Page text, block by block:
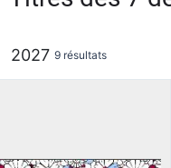
2027 9 résultats